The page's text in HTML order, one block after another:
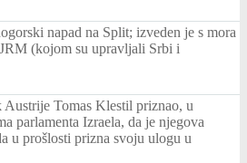
napad na Split; izveden je s mora
(kojom su upravljali Srbi i
Austrije Tomas Klestil priznao, u
parlamenta Izraela, da je njegova
u prošlosti prizna svoju ulogu u